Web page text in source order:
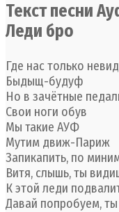
Текст песни
Леди бро
Где нас только
Быдыщ-будуф
Но в зачётные
Свои ноги обув
Мы такие АУФ
Мутим движ-Париж
Запикапить, по
Витя, слышь, ты
К этой леди
Давай попробуем,